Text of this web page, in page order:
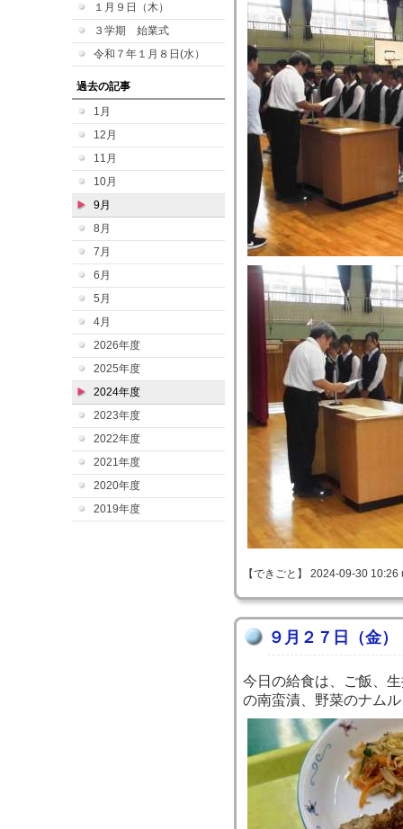
１月９日（木）
３学期 始業式
令和７年１月８日(水）
過去の記事
1月
12月
11月
10月
9月
8月
7月
6月
5月
4月
2026年度
2025年度
2024年度
2023年度
2022年度
2021年度
2020年度
2019年度
【できごと】 2024-09-30
９月２７日（金）
今日の給食は、ご飯、
の南蛮漬、野菜のナム